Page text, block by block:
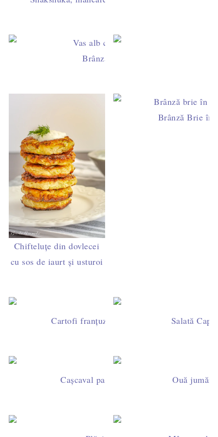
Brânză Feta cu roșii la cuptor
Chifteluțe din dovlecei
cu sos de iaurt și usturoi
Brânză Brie în
Cartofi franțuzești la cuptor - rețeta de
Salată
Cașcaval pane, rețeta care reușește de
Ouă